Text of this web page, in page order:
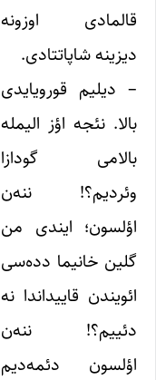
قالمادی اوزونه
دیزینه شاپاتتادی.
– دیلیم قورویایدی
بالا. نئجه اؤز الیمله
بالامی گودازا
وئردیم؟! ننه‌ن
اؤلسون؛ ‌ایندی‌ من
گلین خانیما دده‌سی
ائویندن قاییداندا نه
دئییم؟! ننه‌ن
اؤلسون دئمه‌دیم